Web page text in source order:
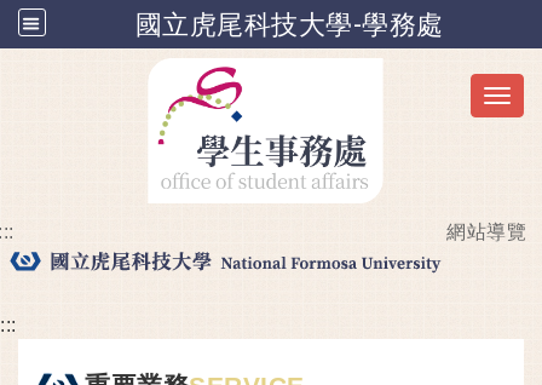
國立虎尾科技大學-學務處
網站導覽
:::